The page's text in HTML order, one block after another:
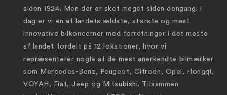
siden 1924. Men der er sket meget siden dengang. I
dag er vi en af landets ældste, største og mest
innovative bilkoncerner med forretninger i det meste
af landet fordelt på 12 lokationer, hvor vi
repræsenterer nogle af de mest anerkendte bilmærker
som Mercedes-Benz, Peugeot, Citroën, Opel, Hongqi,
VOYAH, Fiat, Jeep og Mitsubishi. Tilsammen